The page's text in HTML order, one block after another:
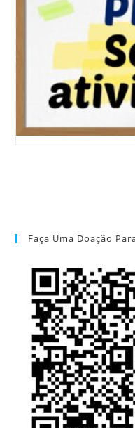
Faça Uma Doação